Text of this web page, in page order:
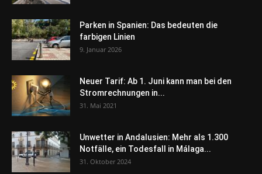
Parken in Spanien: Das bedeuten die
farbigen Linien
9. Januar 2026
Neuer Tarif: Ab 1. Juni kann man bei den
Stromrechnungen in...
31. Mai 2021
Unwetter in Andalusien: Mehr als 1.300
Notfälle, ein Todesfall in Málaga...
31. Oktober 2024